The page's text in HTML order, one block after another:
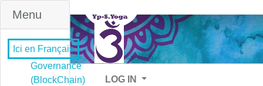
Menu
Governance
(BlockChain)
Ici en Français
LOG IN